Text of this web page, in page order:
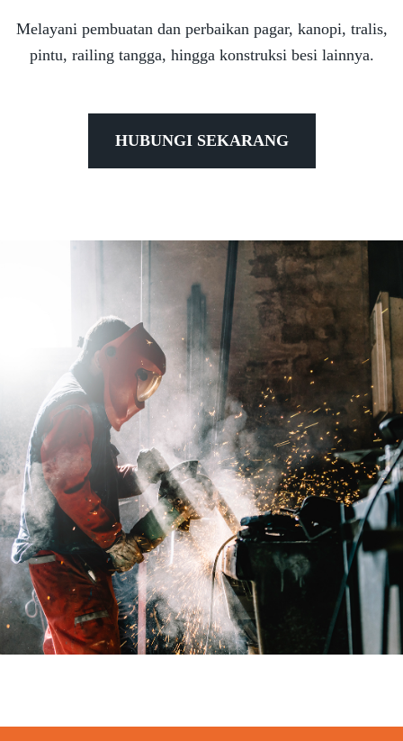
Melayani pembuatan dan perbaikan pagar, kanopi, tralis,
pintu, railing tangga, hingga konstruksi besi lainnya.
HUBUNGI SEKARANG